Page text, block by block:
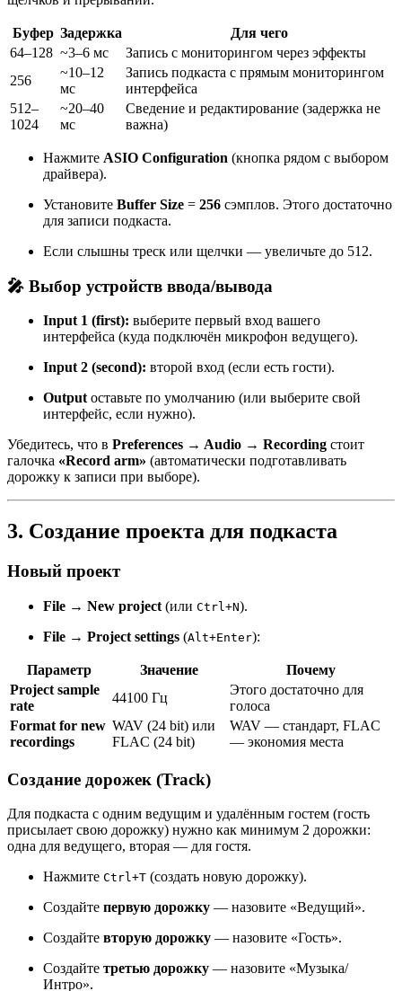
Буфер Задержка
Для чего
64–128 ~3–6 мс
Запись с мониторингом через эффекты
256
~10–12
мс
Запись подкаста с прямым мониторингом
интерфейса
512–
1024
~20–40
мс
Сведение и редактирование (задержка не
важна)
Нажмите ASIO Configuration (кнопка рядом с выбором
драйвера).
Установите Buffer Size = 256 сэмплов. Этого достаточно
для записи подкаста.
Если слышны треск или щелчки — увеличьте до 512.
🎤 Выбор устройств ввода/вывода
Input 1 (first): выберите первый вход вашего
интерфейса (куда подключён микрофон ведущего).
Input 2 (second): второй вход (если есть гости).
Outputоставьте по умолчанию (или выберите свой
интерфейс, если нужно).
Убедитесь, что в Preferences → Audio → Recording стоит
галочка «Record arm» (автоматически подготавливать
дорожку к записи при выборе).
3. Создание проекта для подкаста
Новый проект
File → New project (или Ctrl+N).
File → Project settings (Alt+Enter):
Параметр Значение
Почему
Project sample
rate
44100 Гц
Этого достаточно для
голоса
Format for new
recordings
WAV (24 bit) или
FLAC (24 bit)
WAV — стандарт, FLAC
— экономия места
Создание дорожек (Track)
Для подкаста с одним ведущим и удалённым гостем (гость
присылает свою дорожку) нужно как минимум 2 дорожки:
одна для ведущего, вторая — для гостя.
Нажмите Ctrl+T (создать новую дорожку).
Создайте первую дорожку — назовите «Ведущий».
Создайте вторую дорожку — назовите «Гость».
Создайте третью дорожку — назовите «Музыка/
Интро».